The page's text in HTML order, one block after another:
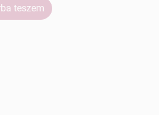
teszem